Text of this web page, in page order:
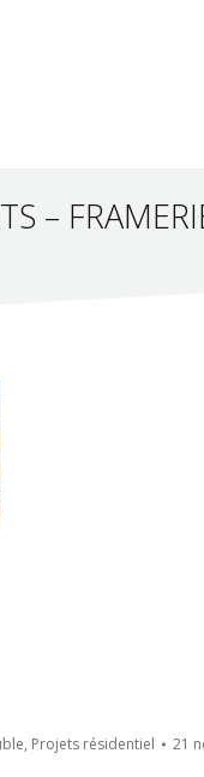
–
, Projets résidentiel 21